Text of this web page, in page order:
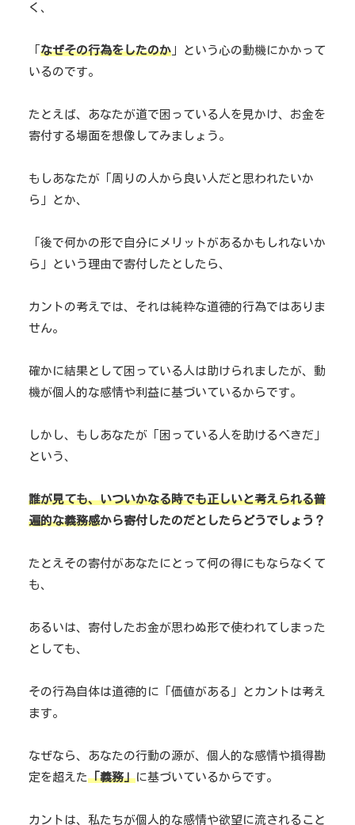
く、
なぜその行為をしたのか 」という心の動機にかかって
いるのです。
たとえば、あなたが道で困っている人を見かけ、お金を
寄付する場面を想像してみましょう。
もしあなたが「周りの人から良い人だと思われたいか
ら」とか、
「後で何かの形で自分にメリットがあるかもしれないか
ら」という理由で寄付したとしたら、
カントの考えでは、それは純粋な道徳的行為ではありま
せん。
確かに結果として困っている人は助けられましたが、動
機が個人的な感情や利益に基づいているからです。
しかし、もしあなたが「困っている人を助けるべきだ」
という、
誰が見ても、いついかなる時でも正しいと考えられる普
遍的な義務感から寄付したのだとしたらどうでしょう？
たとえその寄付があなたにとって何の得にもならなくて
も、
あるいは、寄付したお金が思わぬ形で使われてしまった
としても、
その行為自体は道徳的に「価値がある」とカントは考え
ます。
なぜなら、あなたの行動の源が、個人的な感情や損得勘
定を超えた「義務」に基づいているからです。
カントは、私たちが個人的な感情や欲望に流されること